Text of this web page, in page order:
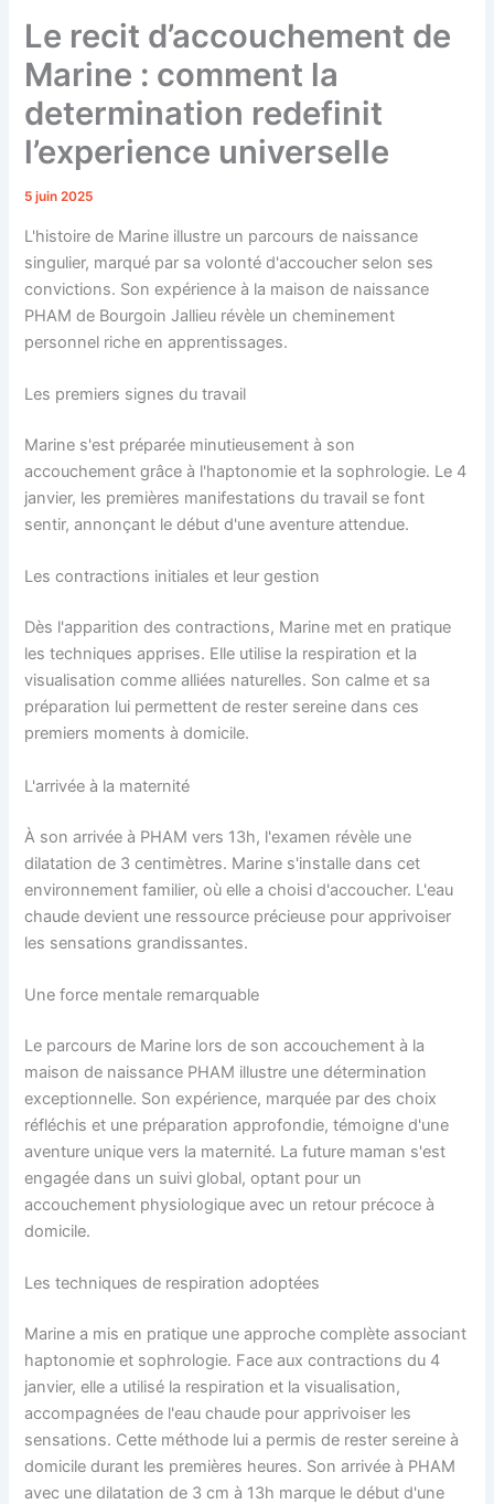
Le recit d’accouchement de
Marine : comment la
determination redefinit
l’experience universelle
5 juin 2025
L'histoire de Marine illustre un parcours de naissance
singulier, marqué par sa volonté d'accoucher selon ses
convictions. Son expérience à la maison de naissance
PHAM de Bourgoin Jallieu révèle un cheminement
personnel riche en apprentissages.
Les premiers signes du travail
Marine s'est préparée minutieusement à son
accouchement grâce à l'haptonomie et la sophrologie. Le 4
janvier, les premières manifestations du travail se font
sentir, annonçant le début d'une aventure attendue.
Les contractions initiales et leur gestion
Dès l'apparition des contractions, Marine met en pratique
les techniques apprises. Elle utilise la respiration et la
visualisation comme alliées naturelles. Son calme et sa
préparation lui permettent de rester sereine dans ces
premiers moments à domicile.
L'arrivée à la maternité
À son arrivée à PHAM vers 13h, l'examen révèle une
dilatation de 3 centimètres. Marine s'installe dans cet
environnement familier, où elle a choisi d'accoucher. L'eau
chaude devient une ressource précieuse pour apprivoiser
les sensations grandissantes.
Une force mentale remarquable
Le parcours de Marine lors de son accouchement à la
maison de naissance PHAM illustre une détermination
exceptionnelle. Son expérience, marquée par des choix
réfléchis et une préparation approfondie, témoigne d'une
aventure unique vers la maternité. La future maman s'est
engagée dans un suivi global, optant pour un
accouchement physiologique avec un retour précoce à
domicile.
Les techniques de respiration adoptées
Marine a mis en pratique une approche complète associant
haptonomie et sophrologie. Face aux contractions du 4
janvier, elle a utilisé la respiration et la visualisation,
accompagnées de l'eau chaude pour apprivoiser les
sensations. Cette méthode lui a permis de rester sereine à
domicile durant les premières heures. Son arrivée à PHAM
avec une dilatation de 3 cm à 13h marque le début d'une